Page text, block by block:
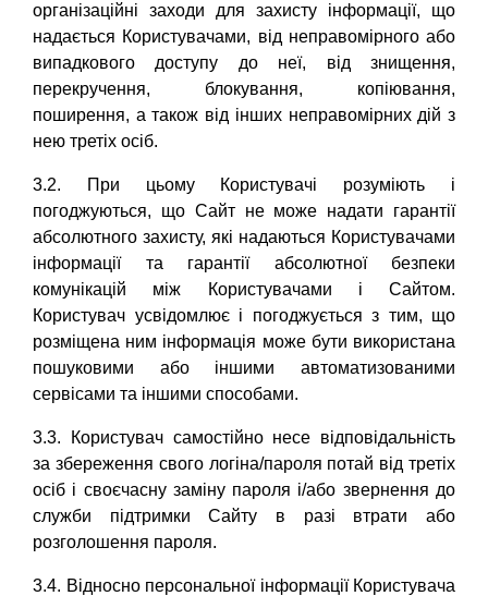
організаційні заходи для захисту інформації, що
надається Користувачами, від неправомірного або
випадкового доступу до неї, від знищення,
перекручення, блокування, копіювання,
поширення, а також від інших неправомірних дій з
нею третіх осіб.
3.2. При цьому Користувачі розуміють і
погоджуються, що Сайт не може надати гарантії
абсолютного захисту, які надаються Користувачами
інформації та гарантії абсолютної безпеки
комунікацій між Користувачами і Сайтом.
Користувач усвідомлює і погоджується з тим, що
розміщена ним інформація може бути використана
пошуковими або іншими автоматизованими
сервісами та іншими способами.
3.3. Користувач самостійно несе відповідальність
за збереження свого логіна/пароля потай від третіх
осіб і своєчасну заміну пароля і/або звернення до
служби підтримки Сайту в разі втрати або
розголошення пароля.
3.4. Відносно персональної інформації Користувача